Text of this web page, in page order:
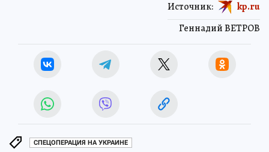
Геннадий ВЕТРОВ
Источник: kp.ru
СПЕЦОПЕРАЦИЯ НА УКРАИНЕ